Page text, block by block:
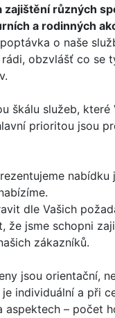
zajištění různých
a rodinných
o naše
obzvlášť co se
škálu služeb, které
prioritou jsou
nabídku
dle Vašich
že jsme schopni
zákazníků.
jsou orientační,
individuální a při
aspektech – počet